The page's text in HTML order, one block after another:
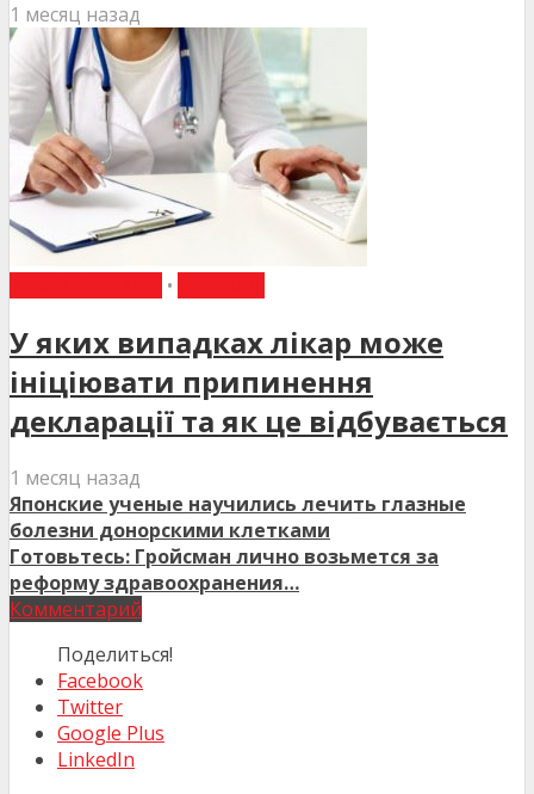
1 месяц назад
•
У яких випадках лікар може
ініціювати припинення
декларації та як це відбувається
1 месяц назад
Японские ученые научились лечить глазные
болезни донорскими клетками
Готовьтесь: Гройсман лично возьмется за
реформу здравоохранения…
Комментарий
Поделиться!
Facebook
Twitter
Google Plus
LinkedIn